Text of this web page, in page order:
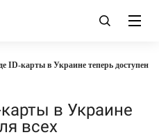
ID-карты в Украине теперь доступен
в Украине
всех